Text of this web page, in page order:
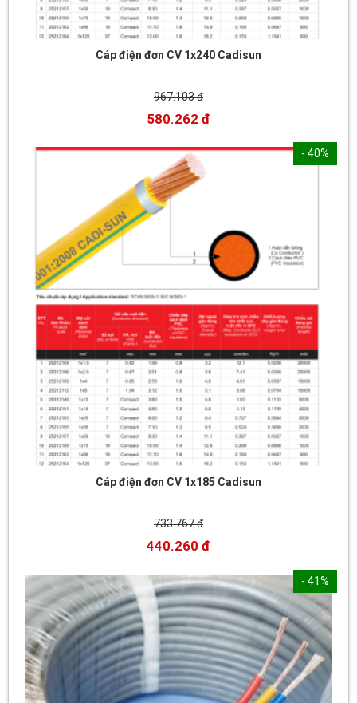
Cáp điện đơn CV 1x240 Cadisun
967.103 đ
580.262 đ
- 40%
Cáp điện đơn CV 1x185 Cadisun
733.767 đ
440.260 đ
- 41%